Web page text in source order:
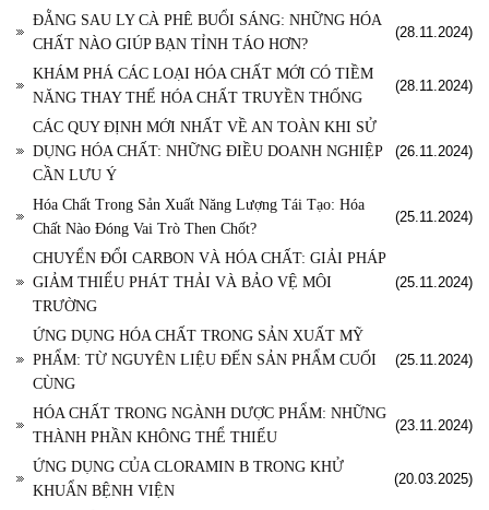
ĐẰNG SAU LY CÀ PHÊ BUỔI SÁNG: NHỮNG HÓA
CHẤT NÀO GIÚP BẠN TỈNH TÁO HƠN?
(28.11.2024)
KHÁM PHÁ CÁC LOẠI HÓA CHẤT MỚI CÓ TIỀM
NĂNG THAY THẾ HÓA CHẤT TRUYỀN THỐNG
(28.11.2024)
CÁC QUY ĐỊNH MỚI NHẤT VỀ AN TOÀN KHI SỬ
DỤNG HÓA CHẤT: NHỮNG ĐIỀU DOANH NGHIỆP
CẦN LƯU Ý
(26.11.2024)
Hóa Chất Trong Sản Xuất Năng Lượng Tái Tạo: Hóa
Chất Nào Đóng Vai Trò Then Chốt?
(25.11.2024)
CHUYỂN ĐỔI CARBON VÀ HÓA CHẤT: GIẢI PHÁP
GIẢM THIỂU PHÁT THẢI VÀ BẢO VỆ MÔI
TRƯỜNG
(25.11.2024)
ỨNG DỤNG HÓA CHẤT TRONG SẢN XUẤT MỸ
PHẨM: TỪ NGUYÊN LIỆU ĐẾN SẢN PHẨM CUỐI
CÙNG
(25.11.2024)
HÓA CHẤT TRONG NGÀNH DƯỢC PHẨM: NHỮNG
THÀNH PHẦN KHÔNG THỂ THIẾU
(23.11.2024)
ỨNG DỤNG CỦA CLORAMIN B TRONG KHỬ
KHUẨN BỆNH VIỆN
(20.03.2025)